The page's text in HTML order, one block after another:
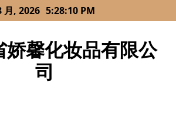
月, 2026 5:28:10 PM
娇馨化妆品有限公
司